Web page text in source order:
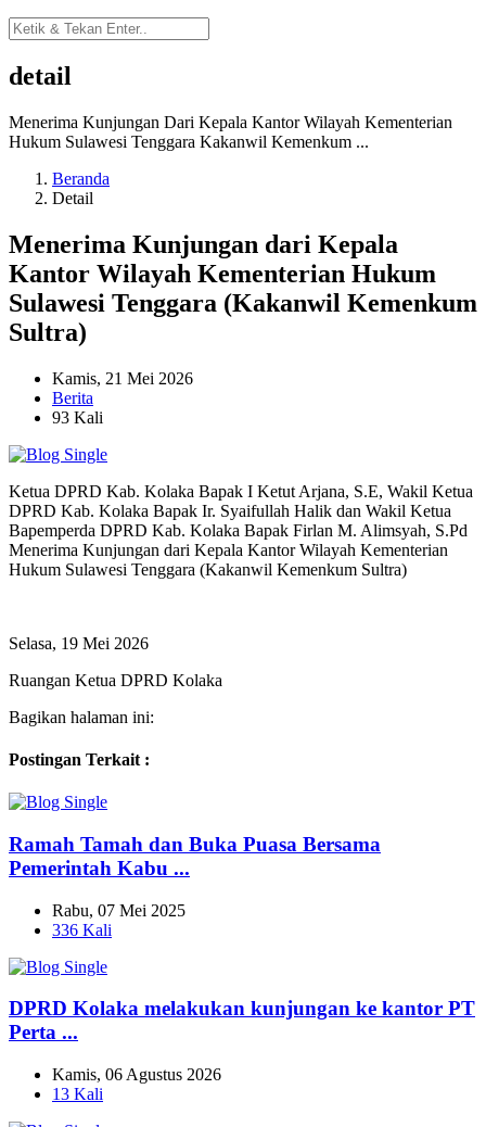
detail
Menerima Kunjungan Dari Kepala Kantor Wilayah Kementerian
Hukum Sulawesi Tenggara Kakanwil Kemenkum ...
Beranda
Detail
Menerima Kunjungan dari Kepala
Kantor Wilayah Kementerian Hukum
Sulawesi Tenggara (Kakanwil Kemenkum
Sultra)
Kamis, 21 Mei 2026
Berita
93 Kali
Ketua DPRD Kab. Kolaka Bapak I Ketut Arjana, S.E, Wakil Ketua
DPRD Kab. Kolaka Bapak Ir. Syaifullah Halik dan Wakil Ketua
Bapemperda DPRD Kab. Kolaka Bapak Firlan M. Alimsyah, S.Pd
Menerima Kunjungan dari Kepala Kantor Wilayah Kementerian
Hukum Sulawesi Tenggara (Kakanwil Kemenkum Sultra)
Selasa, 19 Mei 2026
Ruangan Ketua DPRD Kolaka
Bagikan halaman ini:
Postingan Terkait :
Ramah Tamah dan Buka Puasa Bersama
Pemerintah Kabu ...
Rabu, 07 Mei 2025
336 Kali
DPRD Kolaka melakukan kunjungan ke kantor PT
Perta ...
Kamis, 06 Agustus 2026
13 Kali